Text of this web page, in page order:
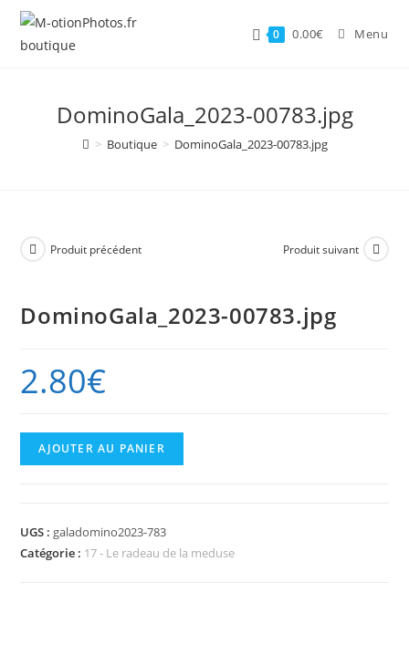
Skip
content
0 0.00€ Menu
DominoGala_2023-00783.jpg
> Boutique > DominoGala_2023-00783.jpg
Produit précédent Produit suivant
DominoGala_2023-00783.jpg
2.80€
quantité
de
AJOUTER AU PANIER
UGS : galadomino2023-783
Catégorie : 17 - Le radeau de la meduse